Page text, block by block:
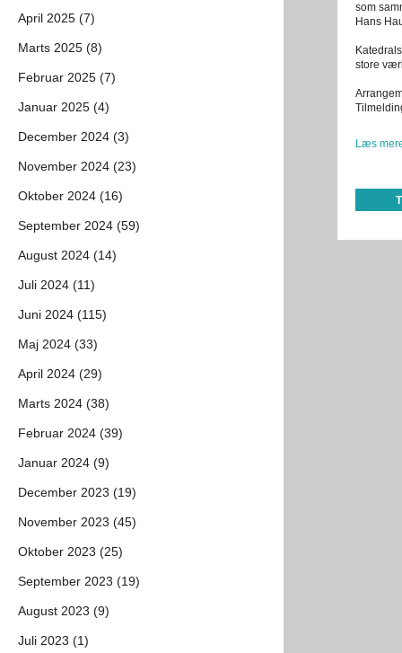
som
Hans
store
Læs
April 2025 (7)
Marts 2025 (8)
Februar 2025 (7)
Januar 2025 (4)
December 2024 (3)
November 2024 (23)
Oktober 2024 (16)
September 2024 (59)
August 2024 (14)
Juli 2024 (11)
Juni 2024 (115)
Maj 2024 (33)
April 2024 (29)
Marts 2024 (38)
Februar 2024 (39)
Januar 2024 (9)
December 2023 (19)
November 2023 (45)
Oktober 2023 (25)
September 2023 (19)
August 2023 (9)
Juli 2023 (1)